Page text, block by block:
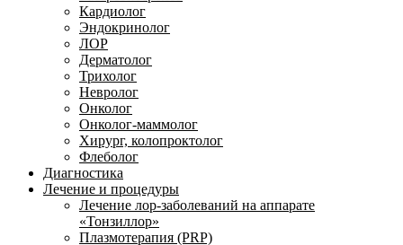
Кардиолог
Эндокринолог
ЛОР
Дерматолог
Трихолог
Невролог
Онколог
Онколог-маммолог
Хирург, колопроктолог
Флеболог
Диагностика
Лечение и процедуры
Лечение лор-заболеваний на аппарате
«Тонзиллор»
Плазмотерапия (PRP)